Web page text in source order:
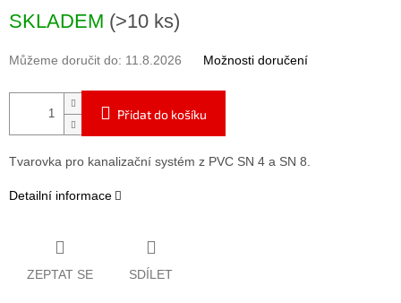
cena:
SKLADEM (>10 ks)
Můžeme doručit do: 11.8.2026 Možnosti doručení
Přidat do košíku
Tvarovka pro kanalizační systém z PVC SN 4 a SN 8.
Detailní informace
ZEPTAT SE SDÍLET